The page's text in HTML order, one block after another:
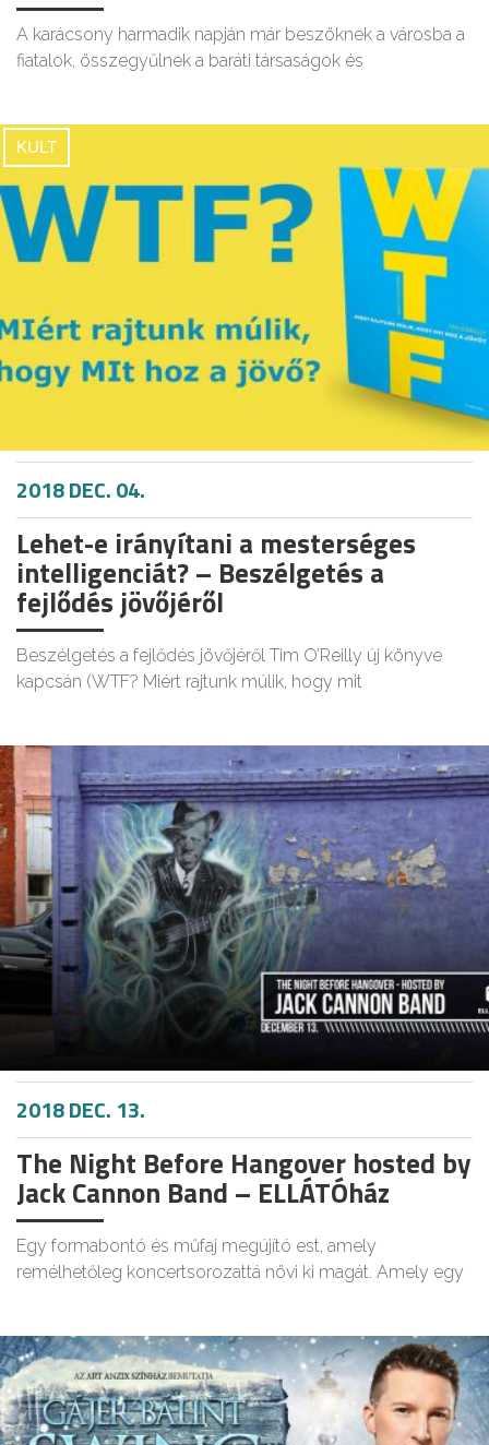
A karácsony harmadik napján már beszöknek a városba a
fiatalok, összegyűlnek a baráti társaságok és
KULT
2018 DEC. 04.
Lehet-e irányítani a mesterséges
intelligenciát? – Beszélgetés a
fejlődés jövőjéről
Beszélgetés a fejlődés jövőjéről Tim O’Reilly új könyve
kapcsán (WTF? Miért rajtunk múlik, hogy mit
2018 DEC. 13.
The Night Before Hangover hosted by
Jack Cannon Band – ELLÁTÓház
Egy formabontó és műfaj megújító est, amely
remélhetőleg koncertsorozattá növi ki magát. Amely egy